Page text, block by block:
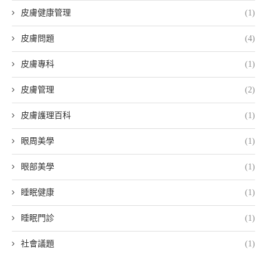
皮膚健康管理 (1)
皮膚問題 (4)
皮膚專科 (1)
皮膚管理 (2)
皮膚護理百科 (1)
眼周美學 (1)
眼部美學 (1)
睡眠健康 (1)
睡眠門診 (1)
社會議題 (1)